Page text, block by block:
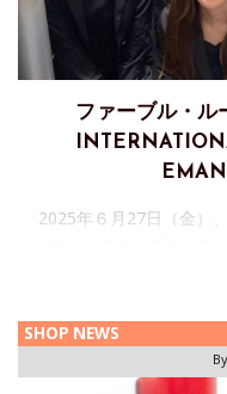
ファーブル・
2025年６月27日（金）
ら、
SHOP NEWS